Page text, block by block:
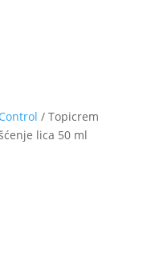
/ Topicrem
lica 50 ml